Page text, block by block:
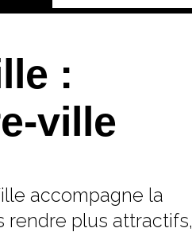
:
ville
accompagne la
rendre plus attractifs,